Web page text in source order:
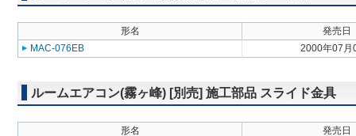
形名
発売日
MAC-076EB
2000年07月
ルームエアコン(霧ヶ峰) [別売] 施工部品 スライド金具
形名
発売日